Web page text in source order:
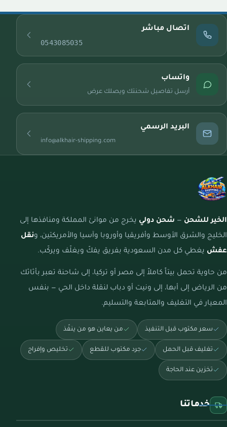
اتصال مباشر
0543085035
واتساب
أرسل تفاصيل شحنتك ويصلك عرض
البريد الرسمي
info@alkhair-shipping.com
الخير للشحن — شحن دولي يخرج من موانئ المملكة ومنافذها إلى
الخليج والشرق الأوسط وأفريقيا وأوروبا وآسيا والأمريكتين، ونقل
عفش يغطي كل مدن السعودية بفريق يفكّ ويغلّف ويركّب.
من حاوية تحمل بيتاً كاملاً إلى مصر أو تركيا، إلى شاحنة تعبر بأثاثك
من الرياض إلى أبها، إلى ونيت أو دباب لنقلة داخل الحي — بنفس
المعيار في التغليف والمتابعة والتسليم.
سعر مكتوب قبل التنفيذ من يعاين هو من ينفّذ
تغليف قبل الحمل جرد مكتوب للقطع تخليص وإفراج
تخزين عند الحاجة
خدماتنا